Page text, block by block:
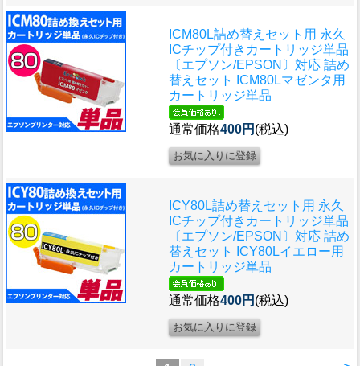
ICM80L詰め替えセット用 永久
ICチップ付きカートリッジ単品
〔エプソン/EPSON〕対応 詰め
替えセット ICM80Lマゼンタ用
カートリッジ単品
通常価格400円 (税込)
ICY80L詰め替えセット用 永久
ICチップ付きカートリッジ単品
〔エプソン/EPSON〕対応 詰め
替えセット ICY80Lイエロー用
カートリッジ単品
通常価格400円 (税込)